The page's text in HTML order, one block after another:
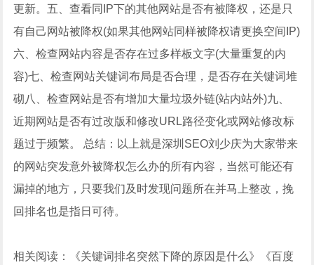
更新。 五、查看同IP下的其他网站是否有被降权，还是只
有自己网站被降权(如果其他网站同样被降权请更换空间IP)
六、检查网站内容是否存在过多样板文字(大量重复的内
容)七、检查网站关键词布局是否合理，是否存在关键词堆
砌 八、检查网站是否有增加大量垃圾外链(站内站外)九、
近期网站是否有过改版和修改URL路径变化或网站修改标
题过于频繁。
总结：以上就是深圳SEO刘少庆为大家带来
的网站突发意外被降权怎么办的所有内容，当然可能还有
漏掉的地方，只要我们及时发现问题所在并马上整改，挽
回排名也是指日可待。
相关阅读：《关键词排名突然下降的原因是什么》《百度